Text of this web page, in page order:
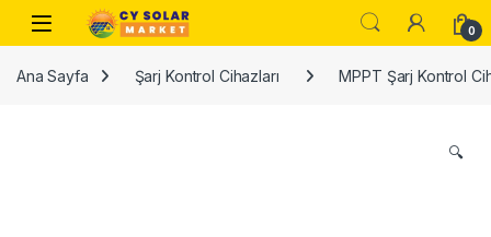
Skip to navigation
Skip to content
Open 0
Ana Sayfa Şarj Kontrol Cihazları MPPT Şarj Kontrol
🔍